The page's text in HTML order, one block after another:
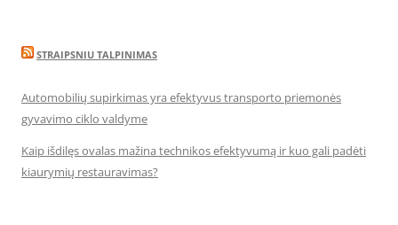
STRAIPSNIU TALPINIMAS
Automobilių supirkimas yra efektyvus transporto priemonės
gyvavimo ciklo valdyme
Kaip išdilęs ovalas mažina technikos efektyvumą ir kuo gali padėti
kiaurymių restauravimas?